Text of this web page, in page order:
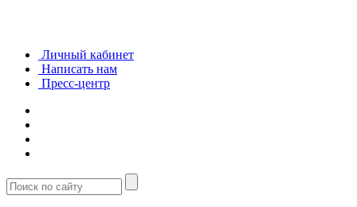
Личный кабинет
Написать нам
Пресс-центр